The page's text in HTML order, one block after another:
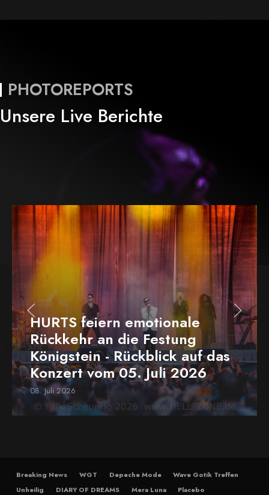
PHOTOREPORTS
Unsere Live Berichte
HURTS feiern emotionale
Rückkehr an die Festung
Königstein - Rückblick auf das
Konzert vom 05. Juli 2026
08. Juli 2026
Breaking News WGT Depeche Mode
Wave Gotik Treffen
Unheilig
DIARY OF DREAMS Mera Luna
Placebo